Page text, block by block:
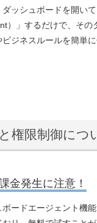
ッシュボードを開い
）」するだけで、その
ビジネスルールを簡単
権限制御につ
金発生に注意！
ードエージェント機